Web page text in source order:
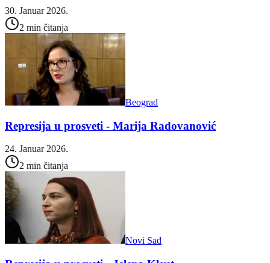
30. Januar 2026.
2 min čitanja
Beograd
Represija u prosveti - Marija Radovanović
24. Januar 2026.
2 min čitanja
Novi Sad